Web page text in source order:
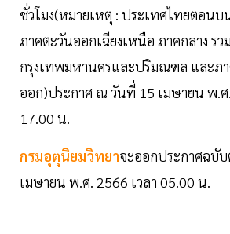
ชั่วโมง(หมายเหตุ : ประเทศไทยตอน
ภาคตะวันออกเฉียงเหนือ ภาคกลาง รว
กรุงเทพมหานครและปริมณฑล และภ
ออก)ประกาศ ณ วันที่ 15 เมษายน พ.ศ
17.00 น.
กรมอุตุนิยมวิทยาจะออกประกาศฉบั
เมษายน พ.ศ. 2566 เวลา 05.00 น.